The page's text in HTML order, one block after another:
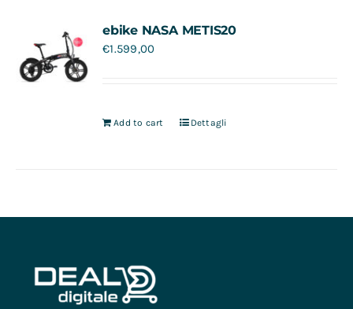
ebike NASA METIS20
€1.599,00
Add to cart Dettagli